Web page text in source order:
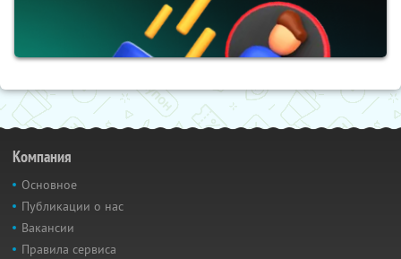
Компания
Основное
Публикации о нас
Вакансии
Правила сервиса